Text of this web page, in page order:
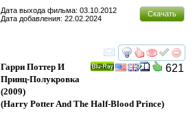
Скачать
Дата выхода фильма: 03.10.2012
Дата добавления: 22.02.2024
смотреть
621
Гарри Поттер И
Принц-Полукровка
(2009)
(Harry Potter And The Half-Blood Prince)